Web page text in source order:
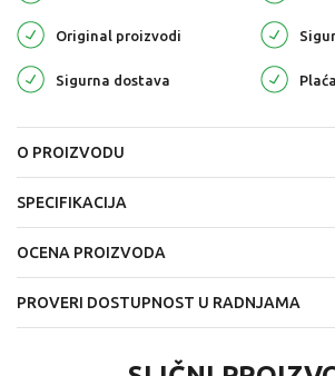
Original proizvodi
Sigurna dostava
O PROIZVODU
SPECIFIKACIJA
OCENA PROIZVODA
PROVERI DOSTUPNOST U RADNJAMA